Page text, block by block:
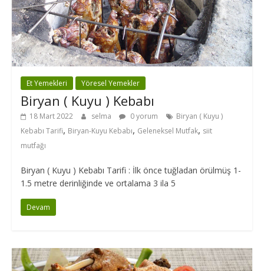
Et Yemekleri Yöresel Yemekler
Biryan ( Kuyu ) Kebabı
18 Mart 2022 selma 0 yorum
Biryan ( Kuyu )
Kebabı Tarifi, Biryan-Kuyu Kebabı, Geleneksel Mutfak, siit
mutfağı
Biryan ( Kuyu ) Kebabı Tarifi : İlk önce tuğladan örülmüş 1-
1.5 metre derinliğinde ve ortalama 3 ila 5
Devam